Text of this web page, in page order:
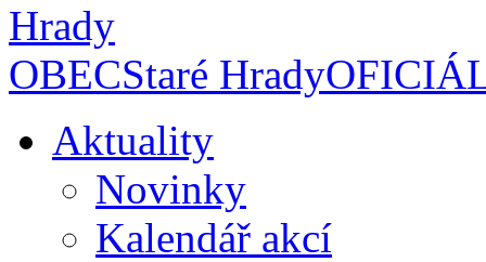
OBECStaré Hrady
Aktuality
Novinky
Kalendář akcí